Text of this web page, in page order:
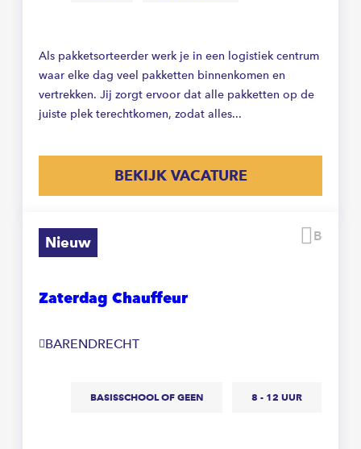
Als pakketsorteerder werk je in een logistiek centrum
waar elke dag veel pakketten binnenkomen en
vertrekken. Jij zorgt ervoor dat alle pakketten op de
juiste plek terechtkomen, zodat alles...
BEKIJK VACATURE
Nieuw
Zaterdag Chauffeur
BARENDRECHT
BASISSCHOOL OF GEEN 8 - 12 UUR